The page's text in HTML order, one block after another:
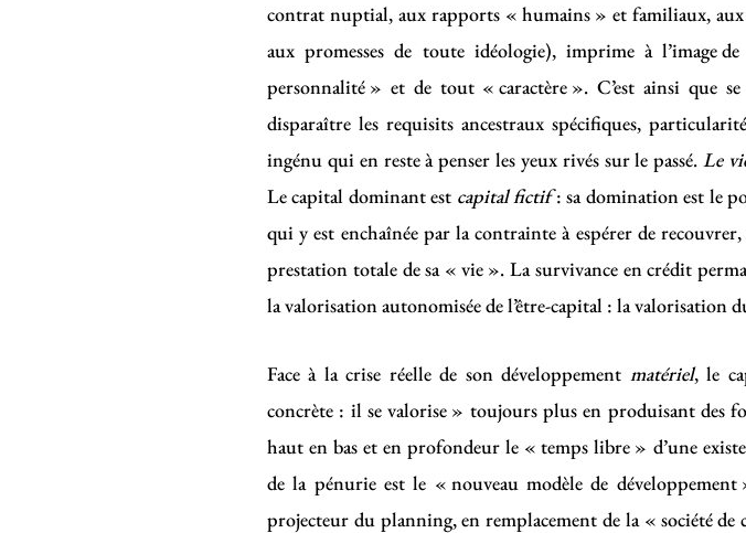
contrat nuptial, aux rapports « humains » et familiaux,
aux promesses de toute idéologie), imprime à l’image
personnalité » et de tout « caractère ». C’est ainsi que
disparaître les requisits ancestraux spécifiques,
ingénu qui en reste à penser les yeux rivés sur le passé. Le
Le capital dominant est capital fictif: sa domination est le
qui y est enchaînée par la contrainte à espérer de
prestation totale de sa « vie ». La survivance en crédit
la valorisation autonomisée de l’être-capital : la valorisation
Face à la crise réelle de son développement matériel, le
concrète : il se valorise » toujours plus en produisant des
haut en bas et en profondeur le « temps libre » d’une
de la pénurie est le « nouveau modèle de
projecteur du planning, en remplacement de la « société de